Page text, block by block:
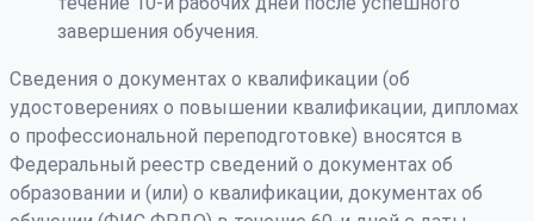
завершения обучения.
Сведения о документах о квалификации (об
удостоверениях о повышении квалификации, дипломах
о профессиональной переподготовке) вносятся в
Федеральный реестр сведений о документах об
образовании и (или) о квалификации, документах об